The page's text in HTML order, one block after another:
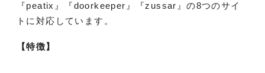
『peatix』『doorkeeper』『zussar』の8つのサイ
トに対応しています。
【特徴】